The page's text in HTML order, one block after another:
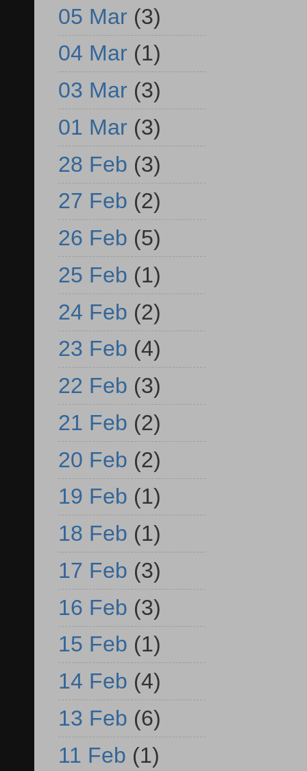
05 Mar (3)
04 Mar (1)
03 Mar (3)
01 Mar (3)
28 Feb (3)
27 Feb (2)
26 Feb (5)
25 Feb (1)
24 Feb (2)
23 Feb (4)
22 Feb (3)
21 Feb (2)
20 Feb (2)
19 Feb (1)
18 Feb (1)
17 Feb (3)
16 Feb (3)
15 Feb (1)
14 Feb (4)
13 Feb (6)
11 Feb (1)